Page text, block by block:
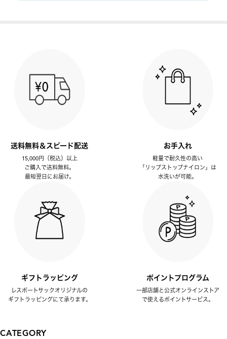
送料無料＆スピード配送
15,000円（税込）以上
ご購入で送料無料。
最短翌日にお届け。
お手入れ
軽量で耐久性の高い
「リップストップナイロン」は
水洗いが可能。
ギフトラッピング
レスポートサックオリジナルの
ギフトラッピングにて承ります。
ポイントプログラム
一部店舗と公式オンラインストア
で使えるポイントサービス。
CATEGORY